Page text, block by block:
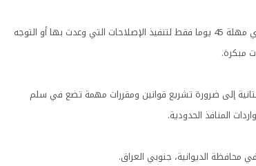
وفي وقت سابق، قررت كتل سياسية عراقية منح حكومة عبد المهدي مهلة 45 يوما فقط لتنفيذ الإصلاحات التي وعدت بها أو التوجه
مبكرة.
إلى ضرورة تشريع قوانين ومقررات مهمة تضع في سلم
المنافذ الحدودية.
محافظة الديوانية، جنوبي العراق.